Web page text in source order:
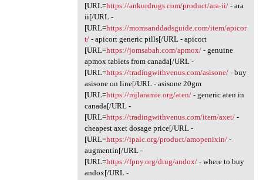
[URL=https://ankurdrugs.com/product/ara-ii/- ara
ii[/URL -
[URL=https://momsanddadsguide.com/item/apicor
t/- apicort generic pills[/URL - apicort
[URL=https://jomsabah.com/apmox/- genuine
apmox tablets from canada[/URL -
[URL=https://tradingwithvenus.com/asisone/- buy
asisone on line[/URL - asisone 20gm
[URL=https://mjlaramie.org/aten/- generic aten in
canada[/URL -
[URL=https://tradingwithvenus.com/item/axet/-
cheapest axet dosage price[/URL -
[URL=https://ipalc.org/product/amopenixin/-
augmentin[/URL -
[URL=https://fpny.org/drug/andox/- where to buy
andox[/URL -